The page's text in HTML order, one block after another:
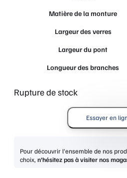
Matière de la monture
Largeur des verres
Largeur du pont
Longueur des branches
Rupture de stock
Essayer en
Pour découvrir l’ensemble de nos
choix, n’hésitez pas à visiter nos